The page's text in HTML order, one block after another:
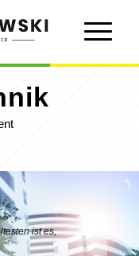
ist es,
es am Draußensten ist?“